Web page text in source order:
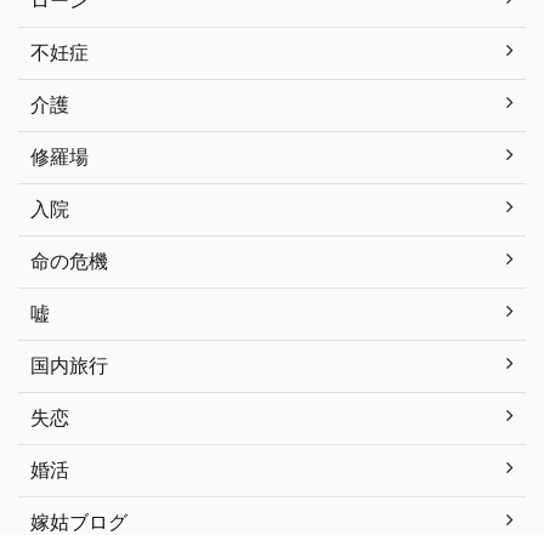
不妊症
介護
修羅場
入院
命の危機
嘘
国内旅行
失恋
婚活
嫁姑ブログ